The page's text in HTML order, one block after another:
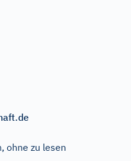
ohne zu lesen